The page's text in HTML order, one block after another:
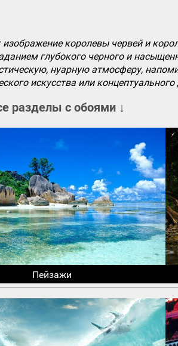
королевы червей и
глубокого черного и
нуарную атмосферу,
искусства или концептуального
разделы с обоями ↓
Пейзажи